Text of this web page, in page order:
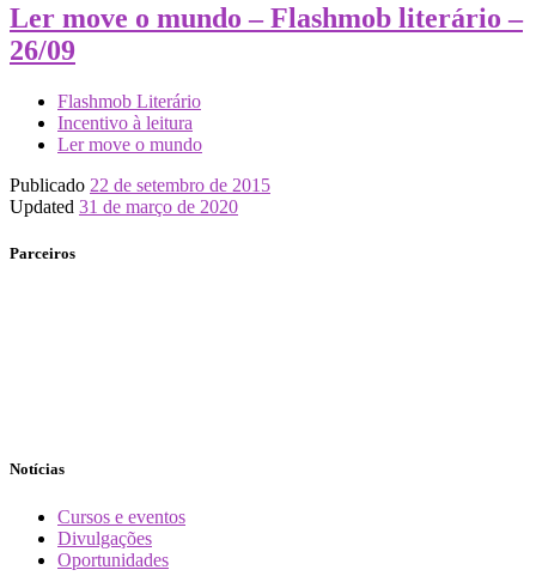
Ler move o mundo – Flashmob literário –
26/09
Flashmob Literário
Incentivo à leitura
Ler move o mundo
Publicado 22 de setembro de 2015
Updated 31 de março de 2020
Parceiros
Notícias
Cursos e eventos
Divulgações
Oportunidades